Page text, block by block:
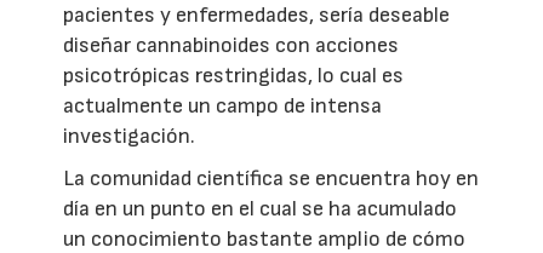
pacientes y enfermedades, sería deseable
diseñar cannabinoides con acciones
psicotrópicas restringidas, lo cual es
actualmente un campo de intensa
investigación.
La comunidad científica se encuentra hoy en
día en un punto en el cual se ha acumulado
un conocimiento bastante amplio de cómo